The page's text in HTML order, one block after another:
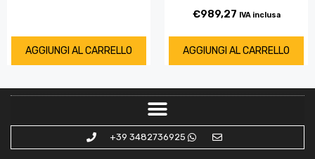
AGGIUNGI AL CARRELLO
€989,27 IVA inclusa
AGGIUNGI AL CARRELLO
+39 3482736925